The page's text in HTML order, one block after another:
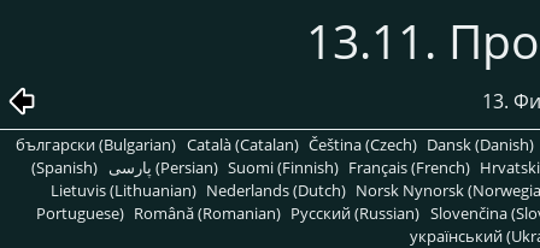
13.11.
13.
български (Bulgarian) Català (Catalan) Čeština (Czech) Dansk (Danish)
(Spanish)
پارسی (Persian) Suomi (Finnish) Français (French)
Lietuvis (Lithuanian) Nederlands (Dutch) Norsk Nynorsk
Portuguese) Română (Romanian) Pусский (Russian) Slovenčina
український